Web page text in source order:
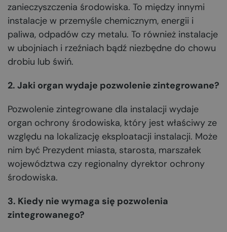
zanieczyszczenia środowiska. To między innymi
instalacje w przemyśle chemicznym, energii i
paliwa, odpadów czy metalu. To również instalacje
w ubojniach i rzeźniach bądź niezbędne do chowu
drobiu lub świń.
2. Jaki organ wydaje pozwolenie zintegrowane?
Pozwolenie zintegrowane dla instalacji wydaje
organ ochrony środowiska, który jest właściwy ze
względu na lokalizację eksploatacji instalacji. Może
nim być Prezydent miasta, starosta, marszałek
województwa czy regionalny dyrektor ochrony
środowiska.
3. Kiedy nie wymaga się pozwolenia
zintegrowanego?